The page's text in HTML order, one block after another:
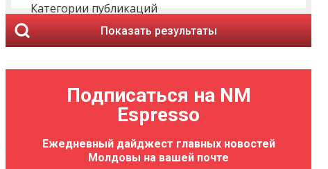
Категории публикаций
Показать результаты
Подписаться на NM
Espresso
Ежедневный дайджест главных новостей
Молдовы на вашей почте